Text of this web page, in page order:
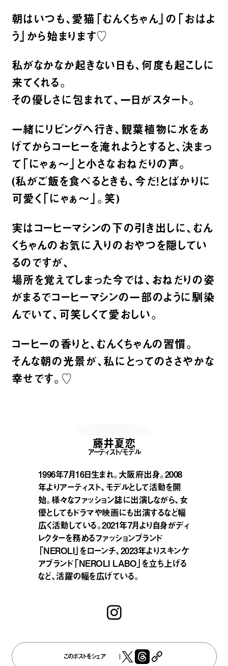
朝はいつも、愛猫「むんくちゃん」の「おはよ
う」から始まります♡
私がなかなか起きない日も、何度も起こしに
来てくれる。
その優しさに包まれて、一日がスタート。
一緒にリビングへ行き、観葉植物に水をあ
げてからコーヒーを淹れようとすると、決まっ
て「にゃぁ〜」と小さなおねだりの声。
(私がご飯を食べるときも、今だ！とばかりに
可愛く「にゃぁ〜」。笑)
実はコーヒーマシンの下の引き出しに、むん
くちゃんのお気に入りのおやつを隠してい
るのですが、
場所を覚えてしまった今では、おねだりの姿
がまるでコーヒーマシンの一部のように馴染
んでいて、可笑しくて愛おしい。
コーヒーの香りと、むんくちゃんの習慣。
そんな朝の光景が、私にとってのささやかな
幸せです。♡
藤井夏恋
アーティスト/モデル
1996年7月16日生まれ。大阪府出身。2008
年よりアーティスト、モデルとして活動を開
始。様々なファッション誌に出演しながら、女
優としてもドラマや映画にも出演するなど幅
広く活動している。2021年7月より自身がディ
レクターを務めるファッションブランド
「NEROLI」をローンチ、2023年よりスキンケ
アブランド「NEROLI LABO」を立ち上げる
など、活躍の幅を広げている。
このポストをシェア